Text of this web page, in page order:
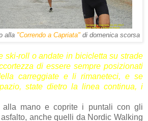
alla "Correndo a Capriata" di domenica scorsa
ski-roll o andate in bicicletta su strade
di essere sempre posizionati
carreggiate e li rimaneteci, e se
state dietro la linea continua, i
alla mano e coprite i puntali con gli
anche quelli da Nordic Walking